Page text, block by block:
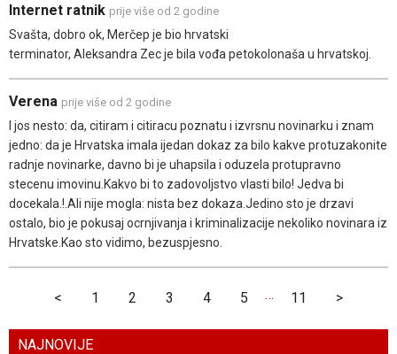
Internet ratnik prije više od 2 godine
Svašta, dobro ok, Merčep je bio hrvatski
terminator, Aleksandra Zec je bila vođa petokolonaša u hrvatskoj.
Verena prije više od 2 godine
I jos nesto: da, citiram i citiracu poznatu i izvrsnu novinarku i znam
jedno: da je Hrvatska imala ijedan dokaz za bilo kakve protuzakonite
radnje novinarke, davno bi je uhapsila i oduzela protupravno
stecenu imovinu.Kakvo bi to zadovoljstvo vlasti bilo! Jedva bi
docekala.!.Ali nije mogla: nista bez dokaza.Jedino sto je drzavi
ostalo, bio je pokusaj ocrnjivanja i kriminalizacije nekoliko novinara iz
Hrvatske.Kao sto vidimo, bezuspjesno.
< 1 2 3 4 5 … 11 >
NAJNOVIJE